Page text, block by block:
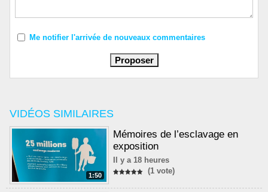
VIDÉOS SIMILAIRES
1:50
Mémoires de l’esclavage en
exposition
Il y a 18 heures
(1 vote)
Me notifier l'arrivée de nouveaux commentaires